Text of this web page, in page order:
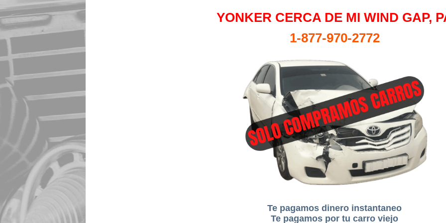
YONKER CERCA DE MI WIND GAP,
1-877-970-2772
Te pagamos dinero instantaneo
Te pagamos por tu carro viejo